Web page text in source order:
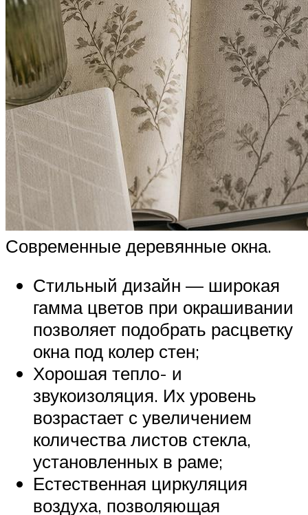
Современные деревянные окна.
Стильный дизайн — широкая
гамма цветов при окрашивании
позволяет подобрать расцветку
окна под колер стен;
Хорошая тепло- и
звукоизоляция. Их уровень
возрастает с увеличением
количества листов стекла,
установленных в раме;
Естественная циркуляция
воздуха, позволяющая